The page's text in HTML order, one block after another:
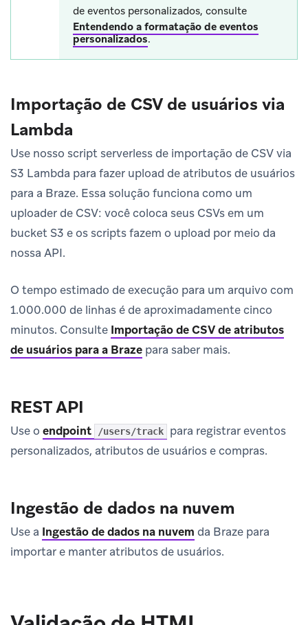
de eventos personalizados, consulte
Entendendo a formatação de eventos
personalizados.
Importação de CSV de usuários via
Lambda
Use nosso script serverless de importação de CSV via
S3 Lambda para fazer upload de atributos de usuários
para a Braze. Essa solução funciona como um
uploader de CSV: você coloca seus CSVs em um
bucket S3 e os scripts fazem o upload por meio da
nossa API.
O tempo estimado de execução para um arquivo com
1.000.000 de linhas é de aproximadamente cinco
minutos. Consulte Importação de CSV de atributos
de usuários para a Braze para saber mais.
REST API
Use o endpoint /users/track
para registrar eventos
personalizados, atributos de usuários e compras.
Ingestão de dados na nuvem
Use a Ingestão de dados na nuvem da Braze para
importar e manter atributos de usuários.